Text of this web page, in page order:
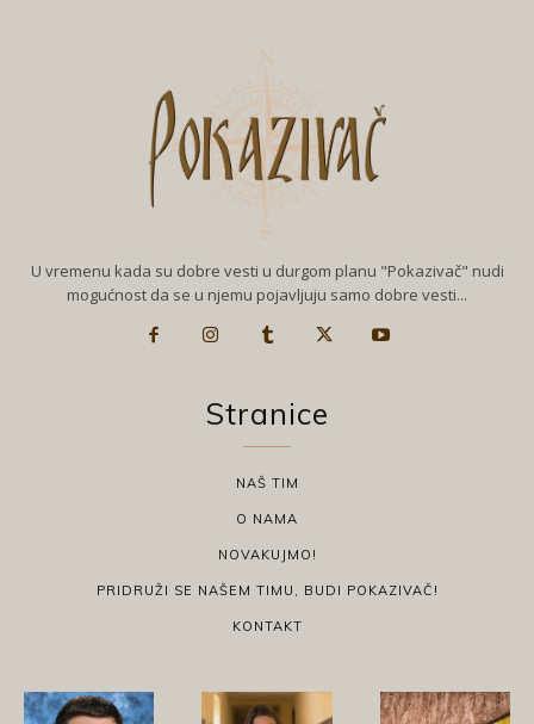
U vremenu kada su dobre vesti u durgom planu "Pokazivač" nudi
mogućnost da se u njemu pojavljuju samo dobre vesti...
Stranice
NAŠ TIM
O NAMA
NOVAKUJMO!
PRIDRUŽI SE NAŠEM TIMU, BUDI POKAZIVAČ!
KONTAKT